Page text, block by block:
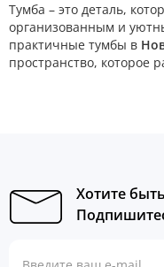
Тумба – это деталь,
организованным и
практичные тумбы в
пространство, которое
Хотите